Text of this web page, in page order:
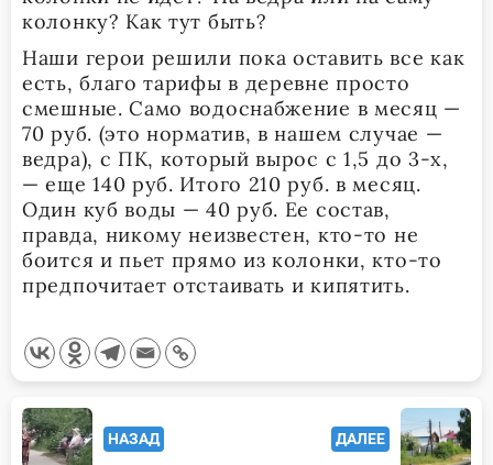
колонку? Как тут быть?
Наши герои решили пока оставить все как
есть, благо тарифы в деревне просто
смешные. Само водоснабжение в месяц —
70 руб. (это норматив, в нашем случае —
ведра), с ПК, который вырос с 1,5 до 3-х,
— еще 140 руб. Итого 210 руб. в месяц.
Один куб воды — 40 руб. Ее состав,
правда, никому неизвестен, кто-то не
боится и пьет прямо из колонки, кто-то
предпочитает отстаивать и кипятить.
<span
class="nav-НАЗАД ДАЛЕЕ